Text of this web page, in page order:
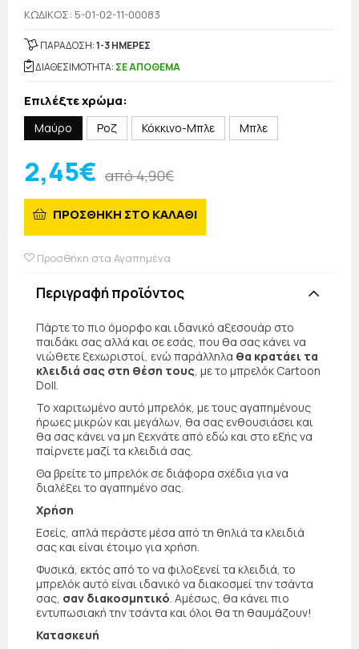
KΩΔΙΚΟΣ: 5-01-02-11-00083
ΠΑΡΑΔΟΣΗ:1-3 ΗΜΕΡΕΣ
ΔΙΑΘΕΣΙΜΟΤΗΤΑ: ΣΕ ΑΠΟΘΕΜΑ
Επιλέξτε χρώμα:
Μαύρο Ροζ Κόκκινο-Μπλε Μπλε
2,45€ από 4,90€
ΠΡΟΣΘΗΚΗ ΣΤΟ ΚΑΛΑΘΙ
Προσθήκη στα Αγαπημένα
Περιγραφή προϊόντος
Πάρτε το πιο όμορφο και ιδανικό αξεσουάρ στο
παιδάκι σας αλλά και σε εσάς, που θα σας κάνει να
νιώθετε ξεχωριστοί, ενώ παράλληλα θα κρατάει τα
κλειδιά σας στη θέση τους, με το μπρελόκ Cartoon
Doll.
Το χαριτωμένο αυτό μπρελόκ, με τους αγαπημένους
ήρωες μικρών και μεγάλων, θα σας ενθουσιάσει και
θα σας κάνει να μη ξεχνάτε από εδώ και στο εξής να
παίρνετε μαζί τα κλειδιά σας.
Θα βρείτε το μπρελόκ σε διάφορα σχέδια για να
διαλέξει το αγαπημένο σας.
Χρήση
Εσείς, απλά περάστε μέσα από τη θηλιά τα κλειδιά
σας και είναι έτοιμο για χρήση.
Φυσικά, εκτός από το να φιλοξενεί τα κλειδιά, το
μπρελόκ αυτό είναι ιδανικό να διακοσμεί την τσάντα
σας, σαν διακοσμητικό. Αμέσως, θα κάνει πιο
εντυπωσιακή την τσάντα και όλοι θα τη θαυμάζουν!
Κατασκευή